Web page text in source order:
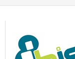
Conseil
- Audit de